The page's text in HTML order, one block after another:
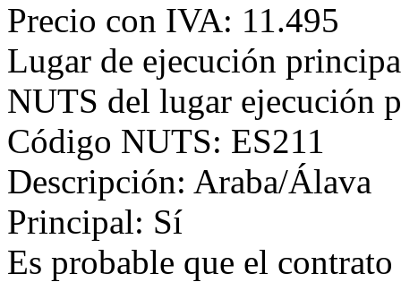
Precio con IVA: 11.495
Lugar de ejecución
NUTS del lugar ejecución
Código NUTS: ES211
Descripción: Araba/Álava
Principal: Sí
Es probable que el